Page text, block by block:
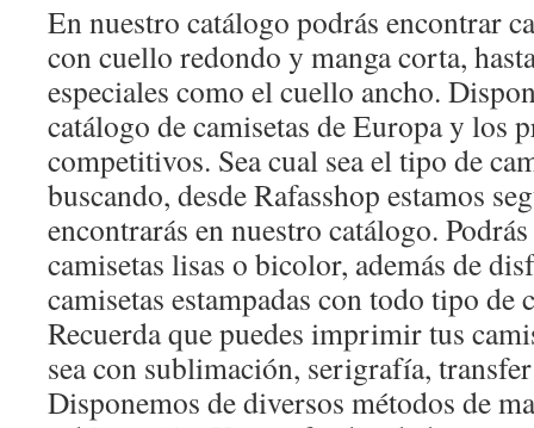
En nuestro catálogo podrás encontrar
con cuello redondo y manga corta,
especiales como el cuello ancho.
catálogo de camisetas de Europa y los
competitivos. Sea cual sea el tipo de
buscando, desde Rafasshop estamos
encontrarás en nuestro catálogo.
camisetas lisas o bicolor, además de
camisetas estampadas con todo tipo de
Recuerda que puedes imprimir tus
sea con sublimación, serigrafía,
Disponemos de diversos métodos de